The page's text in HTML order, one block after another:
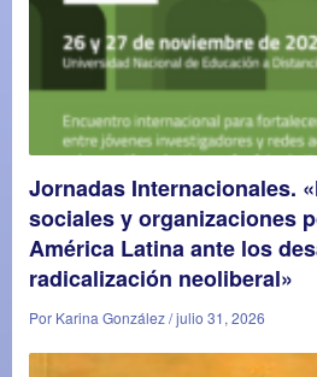
Jornadas Internacionales.
sociales y organizaciones
América Latina ante los
radicalización neoliberal»
Por Karina González / julio 31, 2026